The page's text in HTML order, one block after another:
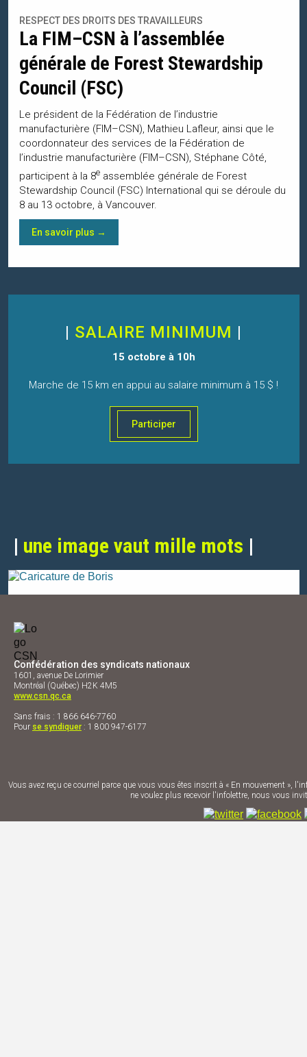
RESPECT DES DROITS DES TRAVAILLEURS
La FIM–CSN à l’assemblée
générale de Forest Stewardship
Council (FSC)
Le président de la Fédération de l’industrie
manufacturière (FIM–CSN), Mathieu Lafleur, ainsi que le
coordonnateur des services de la Fédération de
l’industrie manufacturière (FIM–CSN), Stéphane Côté,
participent à la 8eassemblée générale de Forest
Stewardship Council (FSC) International qui se déroule du
8 au 13 octobre, à Vancouver.
En savoir plus →
| SALAIRE MINIMUM |
15 octobre à 10h
Marche de 15 km en appui au salaire minimum à 15 $ !
Participer
| une image vaut mille mots |
Confédération des syndicats nationaux
1601, avenue De Lorimier
Montréal (Québec) H2K 4M5
www.csn.qc.ca
Sans frais : 1 866 646-7760
Pour se syndiquer : 1 800 947-6177
Vous avez reçu ce courriel parce que vous vous êtes inscrit à « En mouvement »,
ne voulez plus recevoir l'infolettre, nous vous